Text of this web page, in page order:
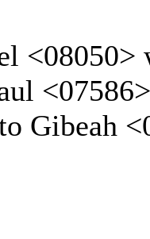
Gibeah